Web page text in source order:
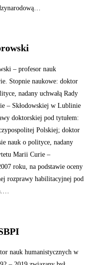
– profesor nauk
Stopnie naukowe: doktor
nadany uchwałą Rady
– Skłodowskiej w Lublinie
doktorskiej pod tytułem:
Polskiej; doktor
nauk o polityce, nadany
Marii Curie –
roku, na podstawie oceny
rozprawy habilitacyjnej pod
nauk humanistycznych w